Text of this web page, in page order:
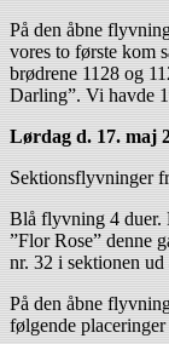
På den åbne
vores to første kom
brødrene 1128 og
Darling”. Vi havde
Lørdag d. 17. maj
Sektionsflyvninger
Blå flyvning 4 duer.
”Flor Rose” denne
nr. 32 i sektionen
På den åbne
følgende